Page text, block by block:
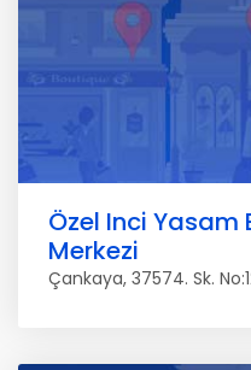
Özel Inci Yasam
Merkezi
Çankaya, 37574. Sk.